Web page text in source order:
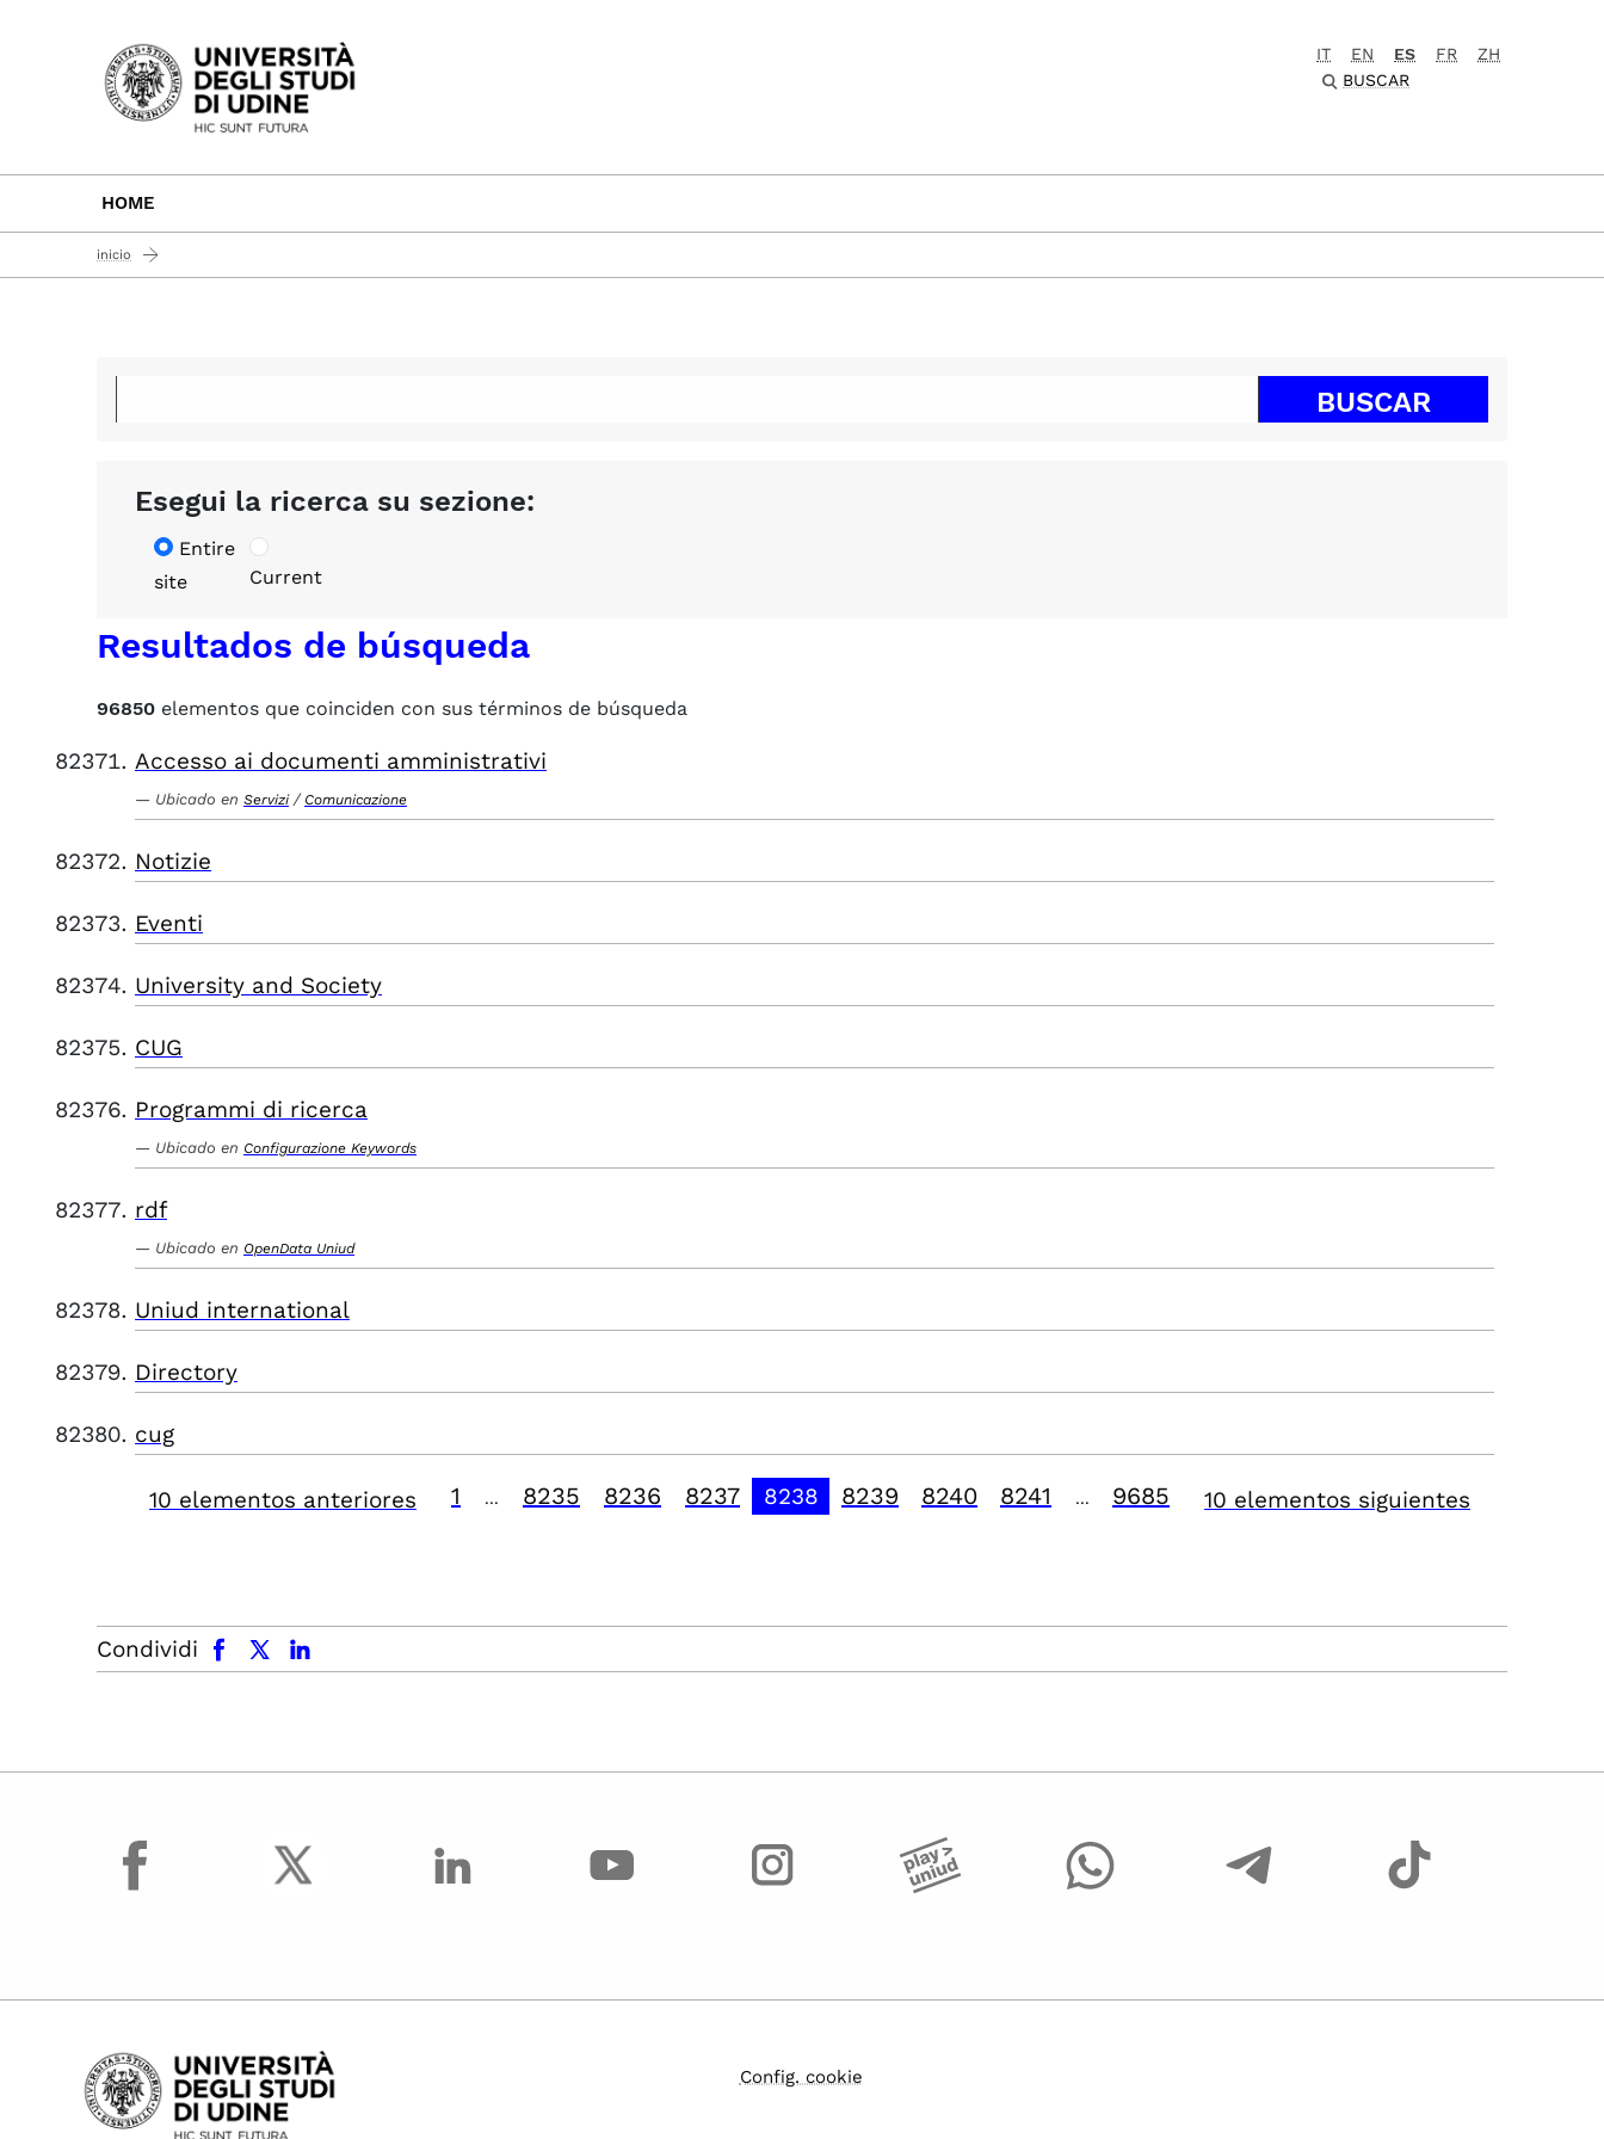
Passa al contenuto principale
IT EN ES FR
ZH
BUSCAR
HOME
inicio
Esegui la ricerca su sezione:
Entire
site
Current
Resultados de búsqueda
96850 elementos que coinciden con sus términos de búsqueda
Accesso ai documenti amministrativi
Ubicado en Servizi / Comunicazione
Notizie
Eventi
University and Society
CUG
Programmi di ricerca
Ubicado en Configurazione Keywords
rdf
Ubicado en OpenData Uniud
Uniud international
Directory
cug
10 elementos anteriores 1 8235 8236 8237 8238 8239 8240 8241 9685 10 elementos siguientes
Condividi
facebook x.com linkedin
facebook
Config. cookie